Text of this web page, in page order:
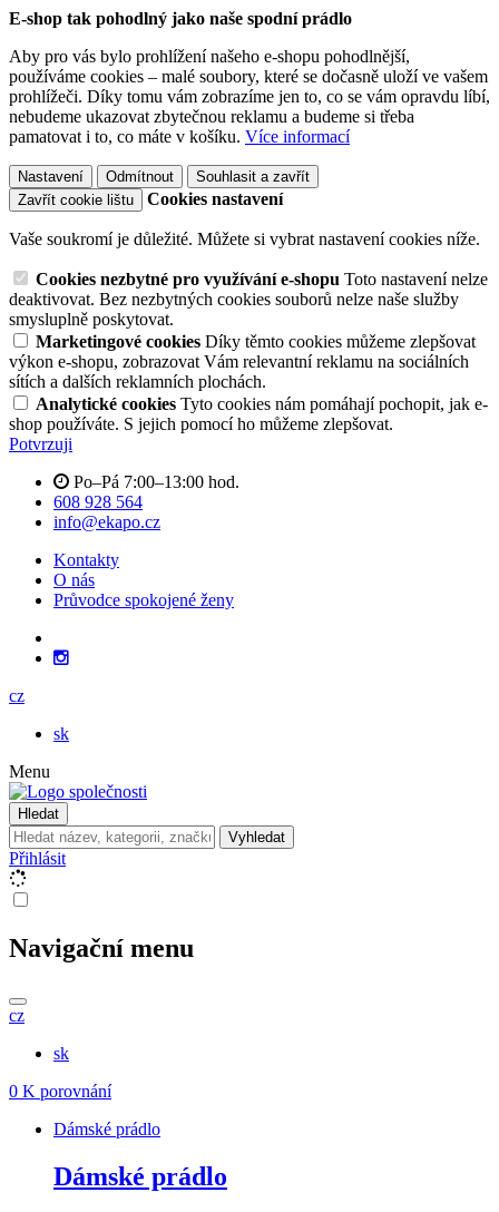
E-shop tak pohodlný jako naše spodní prádlo
Aby pro vás bylo prohlížení našeho e-shopu pohodlnější,
používáme cookies – malé soubory, které se dočasně uloží ve vašem
prohlížeči. Díky tomu vám zobrazíme jen to, co se vám opravdu líbí,
nebudeme ukazovat zbytečnou reklamu a budeme si třeba
pamatovat i to, co máte v košíku. Více informací
Nastavení Odmítnout
Souhlasit a zavřít
Zavřít cookie lištu
Cookies nastavení
Vaše soukromí je důležité. Můžete si vybrat nastavení cookies níže.
Cookies nezbytné pro využívání e-shopu Toto nastavení nelze
deaktivovat. Bez nezbytných cookies souborů nelze naše služby
smysluplně poskytovat.
Marketingové cookies Díky těmto cookies můžeme zlepšovat
výkon e-shopu, zobrazovat Vám relevantní reklamu na sociálních
sítích a dalších reklamních plochách.
Analytické cookies Tyto cookies nám pomáhají pochopit, jak e-
shop používáte. S jejich pomocí ho můžeme zlepšovat.
Potvrzuji
Po–Pá 7:00–13:00 hod.
608 928 564
info@ekapo.cz
Kontakty
O nás
Průvodce spokojené ženy
cz
sk
Menu
Hledat
Vyhledat
Přihlásit
Navigační menu
cz
sk
0 K porovnání
Dámské prádlo
Dámské prádlo